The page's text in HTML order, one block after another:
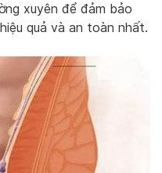
xuyên để đảm bảo
quả và an toàn nhất.